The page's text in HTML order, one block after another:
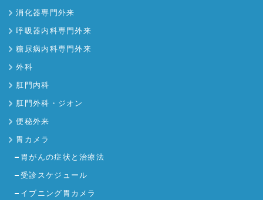
消化器専門外来
呼吸器内科専門外来
糖尿病内科専門外来
外科
肛門内科
肛門外科・ジオン
便秘外来
胃カメラ
胃がんの症状と治療法
受診スケジュール
イブニング胃カメラ